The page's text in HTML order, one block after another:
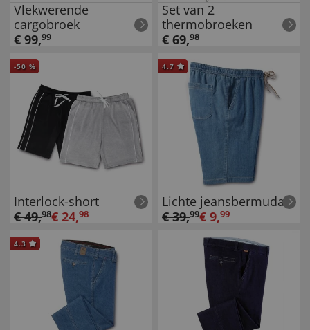
Vlekwerende
cargobroek
€ 99,99
Set van 2
thermobroeken
€ 69,98
-50 %
Interlock-short
€49,98€ 24,98
4.7
Lichte jeansbermuda
€39,99€ 9,99
4.3